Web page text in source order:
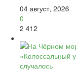
04 август, 2026
0
2 412